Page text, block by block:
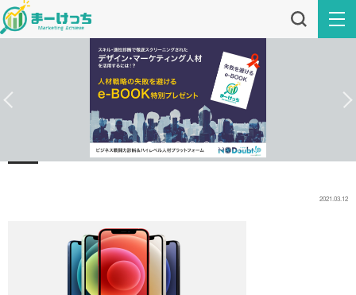
2021.03.12